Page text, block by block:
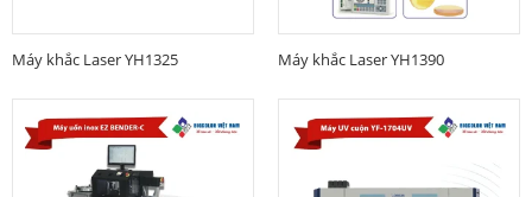
Máy khắc Laser YH1325 Máy khắc Laser YH1390